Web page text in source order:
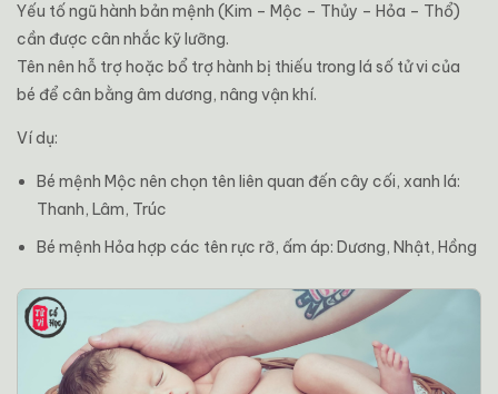
Yếu tố ngũ hành bản mệnh (Kim – Mộc – Thủy – Hỏa – Thổ)
cần được cân nhắc kỹ lưỡng.
Tên nên hỗ trợ hoặc bổ trợ hành bị thiếu trong lá số tử vi của
bé để cân bằng âm dương, nâng vận khí.
Ví dụ:
Bé mệnh Mộc nên chọn tên liên quan đến cây cối, xanh lá:
Thanh, Lâm, Trúc
Bé mệnh Hỏa hợp các tên rực rỡ, ấm áp: Dương, Nhật, Hồng